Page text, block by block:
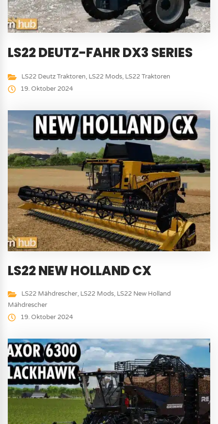
LS22 DEUTZ-FAHR DX3 SERIES
LS22 Deutz Traktoren, LS22 Mods, LS22 Traktoren
19. Oktober 2024
LS22 NEW HOLLAND CX
LS22 Mähdrescher, LS22 Mods, LS22 New Holland
Mähdrescher
19. Oktober 2024